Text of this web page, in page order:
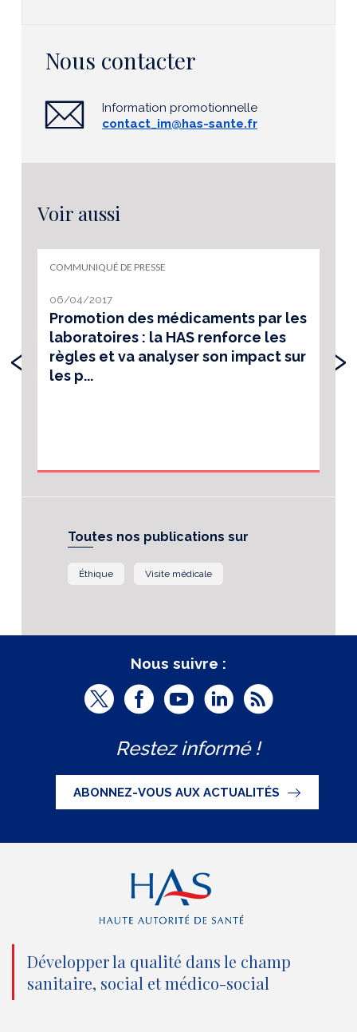
Nous contacter
Information promotionnelle
contact_im@has-sante.fr
Voir aussi
COMMUNIQUÉ DE PRESSE
06/04/2017
Promotion des médicaments par les
laboratoires : la HAS renforce les
règles et va analyser son impact sur
les p...
‹ ›
Toutes nos publications sur
Éthique Visite médicale
Nous suivre :
T
i
t
t
e
n
o
u
F
c
e
b
o
o
k
(
n
o
Y
u
t
u
b
e
(
n
o
u
L
n
k
e
d
(
n
o
R
Restez informé !
ABONNEZ-VOUS AUX ACTUALITÉS
Développer la qualité dans le champ
sanitaire, social et médico-social